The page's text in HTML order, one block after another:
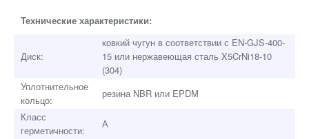
Технические характеристики:
Диск:
ковкий чугун в соответствии с EN-GJS-400-
15 или нержавеющая сталь X5CrNi18-10
(304)
Уплотнительное
кольцо:
резина NBR или EPDM
Класс
герметичности:
А